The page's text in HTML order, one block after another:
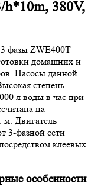
h*10m, 380V,
фазы ZWE400T
домашних и
Насосы данной
степень
л воды в час при
на
м. Двигатель
3-фазной сети
клеевых
особенности